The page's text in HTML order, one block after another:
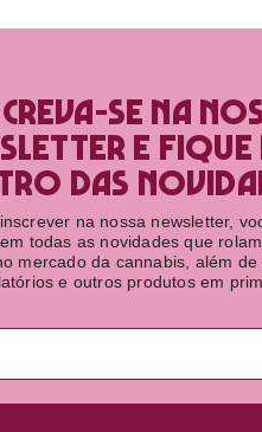
se na
e
das
na nossa newsletter,
todas as novidades que
mercado da cannabis, além de
e outros produtos em